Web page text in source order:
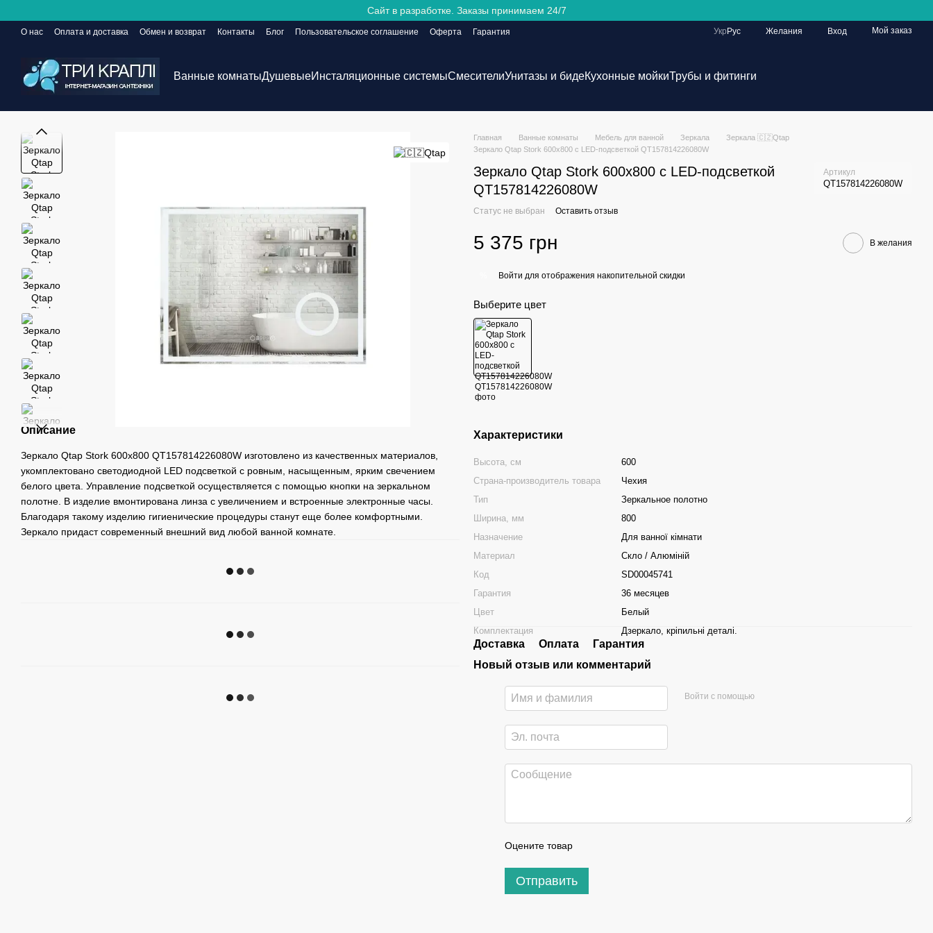
Сайт в разработке. Заказы принимаем 24/7
О нас Оплата и доставка Обмен и возврат Контакты Блог Пользовательское соглашение Оферта
Гарантия
Укр Рус Желания Вход Мой заказ
Ванные комнатыДушевыеИнсталяционные системыСмесителиУнитазы и бидеКухонные мойкиТрубы и фитинги
Описание
Зеркало Qtap Stork 600x800 QT157814226080W изготовлено из качественных материалов,
укомплектовано светодиодной LED подсветкой с ровным, насыщенным, ярким свечением
белого цвета. Управление подсветкой осуществляется с помощью кнопки на зеркальном
полотне. В изделие вмонтирована линза с увеличением и встроенные электронные часы.
Благодаря такому изделию гигиенические процедуры станут еще более комфортными.
Зеркало придаст современный внешний вид любой ванной комнате.
Главная Ванные комнаты Мебель для ванной Зеркала
Зеркала 🇨🇿Qtap
Зеркало Qtap Stork 600x800 с LED-подсветкой QT157814226080W
Зеркало Qtap Stork 600x800 с LED-подсветкой
QT157814226080W
Артикул
QT157814226080W
Статус не выбран Оставить отзыв
5 375 грн В желания
Войти для отображения накопительной скидки
Выберите цвет
Характеристики
Высота, см
600
Страна-производитель товара
Чехия
Тип
Зеркальное полотно
Ширина, мм
800
Назначение
Для ванної кімнати
Материал
Скло / Алюміній
Код
SD00045741
Гарантия
36 месяцев
Цвет
Белый
Комплектация
Дзеркало, кріпильні деталі.
Доставка Оплата
Гарантия
Новый отзыв или комментарий
Войти с помощью
Оцените товар
Отправить